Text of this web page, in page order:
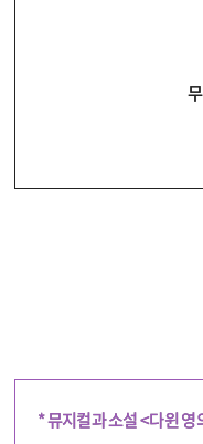
* 뮤지컬과 소설 <다윈